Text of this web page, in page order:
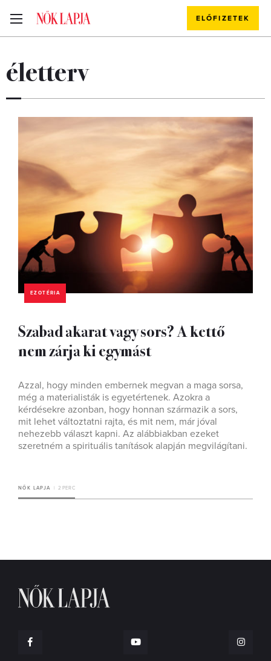
ELŐFIZETEK
életterv
EZOTÉRIA
Szabad akarat vagy sors? A kettő
nem zárja ki egymást
Azzal, hogy minden embernek megvan a maga sorsa,
még a materialisták is egyetértenek. Azokra a
kérdésekre azonban, hogy honnan származik a sors,
mit lehet változtatni rajta, és mit nem, már jóval
nehezebb választ kapni. Az alábbiakban ezeket
szeretném a spirituális tanítások alapján megvilágítani.
NŐK LAPJA 2 PERC